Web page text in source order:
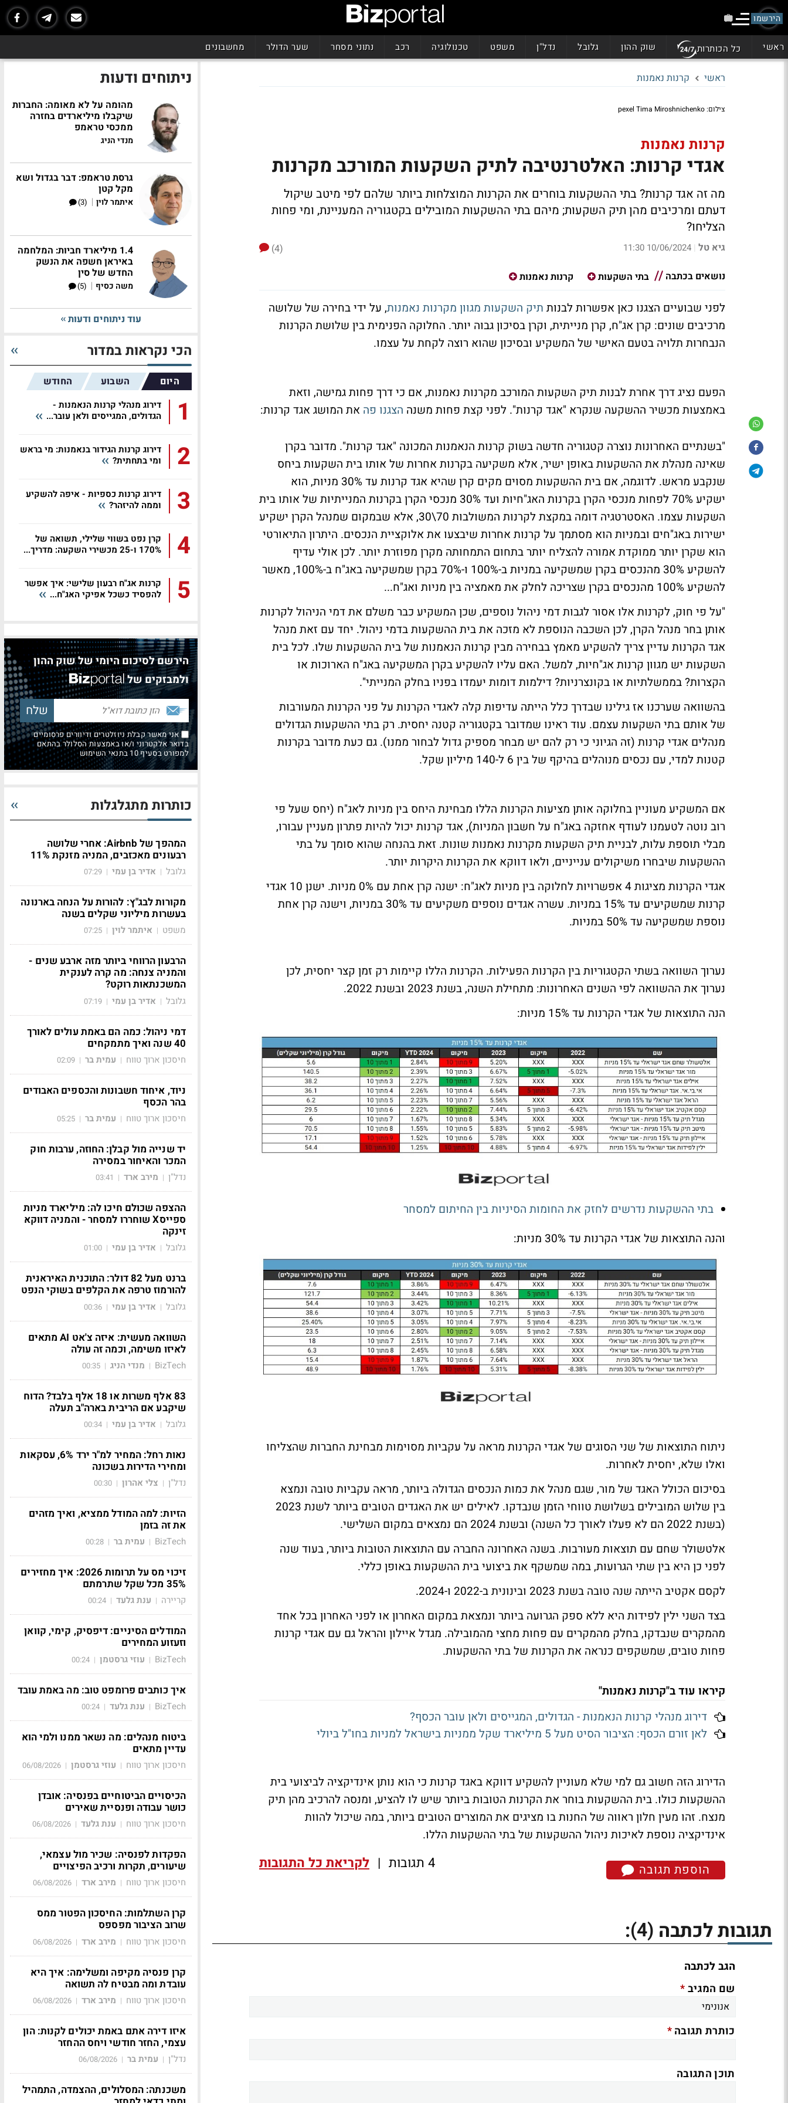
הירשמו
ראשי כל הכותרות שוק ההון גלובל נדל"ן משפט טכנולוגיה רכב נתוני מסחר שער הדולר מחשבונים
ראשי קרנות נאמנות
צילום: pexel Tima Miroshnichenko
קרנות נאמנות
אגדי קרנות: האלטרנטיבה לתיק השקעות המורכב מקרנות
מה זה אגד קרנות? בתי ההשקעות בוחרים את הקרנות המוצלחות ביותר שלהם לפי מיטב שיקול
דעתם ומרכיבים מהן תיק השקעות; מיהם בתי ההשקעות המובילים בקטגוריה המעניינת, ומי פחות
הצליחו?
גיא טל |
10/06/2024 11:30
(4)
נושאים בכתבה
בתי השקעות קרנות נאמנות
לפני שבועיים הצגנו כאן אפשרות לבנות תיק השקעות מגוון מקרנות נאמנות, על ידי בחירה של שלושה
מרכיבים שונים: קרן אג"ח, קרן מנייתית, וקרן בסיכון גבוה יותר. החלוקה הפנימית בין שלושת הקרנות
הנבחרות תלויה בטעם האישי של המשקיע ובסיכון שהוא רוצה לקחת על עצמו.
הפעם נציג דרך אחרת לבנות תיק השקעות המורכב מקרנות נאמנות, אם כי דרך פחות גמישה, וזאת
באמצעות מכשיר ההשקעה שנקרא "אגד קרנות". לפני קצת פחות משנה הצגנו פה את המושג אגד קרנות:
"בשנתיים האחרונות נוצרה קטגוריה חדשה בשוק קרנות הנאמנות המכונה "אגד קרנות". מדובר בקרן
שאינה מנהלת את ההשקעות באופן ישיר, אלא משקיעה בקרנות אחרות של אותו בית השקעות ביחס
שנקבע מראש. לדוגמה, אם בית ההשקעות מסוים מקים קרן שהיא אגד קרנות עד 30% מניות, הוא
ישקיע 70% לפחות מנכסי הקרן בקרנות האג"חיות ועד 30% מנכסי הקרן בקרנות המנייתיות של אותו בית
השקעות עצמו. האסטרטגיה דומה במקצת לקרנות המשולבות 70\30, אלא שבמקום שמנהל הקרן ישקיע
ישירות באג"חים ובמניות הוא מסתמך על קרנות אחרות שיבצעו את אלוקציית הנכסים. היתרון התיאורטי
הוא שקרן יותר ממוקדת אמורה להצליח יותר בתחום התמחותה מקרן מפוזרת יותר. לכן אולי עדיף
להשקיע 30% מהנכסים בקרן שמשקיעה במניות ב-100% ו-70% בקרן שמשקיעה באג"ח ב-100%, מאשר
להשקיע 100% מהנכסים בקרן שצריכה לחלק את מאמציה בין מניות ואג"ח...
"על פי חוק, לקרנות אלו אסור לגבות דמי ניהול נוספים, שכן המשקיע כבר משלם את דמי הניהול לקרנות
אותן בחר מנהל הקרן, לכן השכבה הנוספת לא מזכה את בית ההשקעות בדמי ניהול. יחד עם זאת מנהל
אגד הקרנות עדיין צריך להשקיע מאמץ בבחירה מבין קרנות הנאמנות של בית ההשקעות שלו. לכל בית
השקעות יש מגוון קרנות אג"חיות, למשל. האם עליו להשקיע בקרן המשקיעה באג"ח הארוכות או
הקצרות? בממשלתיות או בקונצרניות? דילמות דומות יעמדו בפניו בחלק המנייתי".
בהשוואה שערכנו אז גילינו שבדרך כלל הייתה עדיפות קלה לאגדי הקרנות על פני הקרנות המעורבות
של אותם בתי השקעות עצמם. עוד ראינו שמדובר בקטגוריה קטנה יחסית. רק בתי ההשקעות הגדולים
מנהלים אגדי קרנות (זה הגיוני כי רק להם יש מבחר מספיק גדול לבחור ממנו). גם כעת מדובר בקרנות
קטנות למדי, עם נכסים מנוהלים בהיקף של בין 6 ל-140 מיליון שקל.
אם המשקיע מעוניין בחלוקה אותן מציעות הקרנות הללו מבחינת היחס בין מניות לאג"ח (יחס שעל פי
רוב נוטה לטעמנו לעודף אחזקה באג"ח על חשבון המניות), אגד קרנות יכול להיות פתרון מעניין עבורו,
מבלי תוספת עלות, לבניית תיק השקעות מקרנות נאמנות שונות. זאת בהנחה שהוא סומך על בתי
ההשקעות שיבחרו משיקולים ענייניים, ולאו דווקא את הקרנות היקרות יותר.
אגדי הקרנות מציגות 4 אפשרויות לחלוקה בין מניות לאג"ח: ישנה קרן אחת עם 0% מניות. ישנן 10 אגדי
קרנות שמשקיעים עד 15% במניות. עשרה אגדים נוספים משקיעים עד 30% במניות, וישנה קרן אחת
נוספת שמשקיעה עד 50% במניות.
נערוך השוואה בשתי הקטגוריות בין הקרנות הפעילות. הקרנות הללו קיימות רק זמן קצר יחסית, לכן
נערוך את ההשוואה לפי השנים האחרונות: מתחילת השנה, בשנת 2023 ובשנת 2022.
הנה התוצאות של אגדי הקרנות עד 15% מניות:
בתי ההשקעות נדרשים לחזק את החומות הסיניות בין החיתום למסחר
והנה התוצאות של אגדי הקרנות עד 30% מניות:
ניתוח התוצאות של שני הסוגים של אגדי הקרנות מראה על עקביות מסוימות מבחינת החברות שהצליחו
ואלו שלא, יחסית לאחרות.
בסיכום הכולל האגד של מור, שגם מנהל את כמות הנכסים הגדולה ביותר, מראה עקביות טובה ונמצא
בין שלוש המובילים בשלושת טווחי הזמן שנבדקו. לאילים יש את האגדים הטובים ביותר לשנת 2023
(בשנת 2022 הם לא פעלו לאורך כל השנה) ובשנת 2024 הם נמצאים במקום השלישי.
אלטשולר שחם עם תוצאות מעורבות. בשנה האחרונה החברה עם התוצאות הטובות ביותר, בעוד שנה
לפני כן היא בין שתי הגרועות, במה שמשקף את ביצועי בית ההשקעות באופן כללי.
לקסם אקטיב הייתה שנה טובה בשנת 2023 ובינונית ב-2022 ו-2024.
בצד השני ילין לפידות היא ללא ספק הגרועה ביותר ונמצאת במקום האחרון או לפני האחרון בכל אחד
מהמקרים שנבדקו, בחלק מהמקרים עם פחות מחצי מהמובילה. מגדל איילון והראל גם עם אגדי קרנות
פחות טובים, שמשקפים כנראה את הקרנות של בתי ההשקעות.
קיראו עוד ב"קרנות נאמנות"
דירוג מנהלי קרנות הנאמנות - הגדולים, המגייסים ולאן עובר הכסף?
לאן זורם הכסף: הציבור הסיט מעל 5 מיליארד שקל ממניות בישראל למניות בחו"ל ביולי
הדירוג הזה חשוב גם למי שלא מעוניין להשקיע דווקא באגד קרנות כי הוא נותן אינדיקציה לביצועי בית
ההשקעות כולו. בית ההשקעות בוחר את הקרנות הטובות ביותר שיש לו להציע, ומנסה להרכיב מהן תיק
מנצח. זהו מעין חלון ראווה של החנות בו מציגים את המוצרים הטובים ביותר, במה שיכול להוות
אינדיקציה נוספת לאיכות ניהול ההשקעות של בתי ההשקעות הללו.
הוספת תגובה 4 תגובות | לקריאת כל התגובות
תגובות לכתבה (4)
:
הגב לכתבה
שם המגיב*
כותרת תגובה*
תוכן התגובה
ניתוחים ודעות
מהומה על לא מאומה: החברות
שיקבלו מיליארדים בחזרה
ממכסי טראמפ
מנדי הניג
גרסת טראמפ: דבר בגדול ושא
מקל קטן
איתמר לוין |
(3)
1.4 מיליארד חביות: המלחמה
באיראן חשפה את הנשק
החדש של סין
משה כסיף |
(5)
עוד ניתוחים ודעות
הכי נקראות במדור
היום השבוע החודש
1
דירוג מנהלי קרנות הנאמנות -
הגדולים, המגייסים ולאן עובר...
2
דירוג קרנות הגידור בנאמנות: מי בראש
ומי בתחתית?
3
דירוג קרנות כספיות - איפה להשקיע
וממה להיזהר?
4
קרן נפט בשווי שלילי, תשואה של
170% ו-25 מכשירי השקעה: מדריך...
5
קרנות אג"ח רבעון שלישי: איך אפשר
להפסיד כשכל אפיקי האג"ח...
הירשם לסיכום היומי של שוק ההון
ולמבזקים של
אני מאשר קבלת ניוזלטרים ודיוורים פרסומיים
בדואר אלקטרוני ו/או באמצעות הסלולר בהתאם
למפורט בסעיף 10 בתנאי השימוש
כותרות מתגלגלות
המהפך של Airbnb: אחרי שלושה
רבעונים מאכזבים, המניה מזנקת 11%
גלובל | אדיר בן עמי |
07:29
מקורות לבג"ץ: להורות על הנחה בארנונה
בעשרות מיליוני שקלים בשנה
משפט | איתמר לוין |
07:25
הרבעון הרווחי ביותר מזה ארבע שנים -
והמניה צנחה: מה קרה לענקית
המשכנתאות רוקט?
גלובל | אדיר בן עמי |
07:19
דמי ניהול: כמה הם באמת עולים לאורך
40 שנה ואיך מתמקחים
חיסכון ארוך טווח | עמית בר |
02:09
ניוד, איחוד חשבונות והכספים האבודים
בהר הכסף
חיסכון ארוך טווח | עמית בר |
05:25
יד שנייה מול קבלן: החוזה, ערבות חוק
המכר והאיחור במסירה
נדל"ן | מירב ארד |
03:41
ההצפה שכולם חיכו לה: מיליארד מניות
ספייסX שוחררו למסחר - והמניה דווקא
זינקה
גלובל | אדיר בן עמי |
01:00
ברנט מעל 82 דולר: התוכנית האיראנית
להורמוז טרפה את הקלפים בשוקי הנפט
גלובל | אדיר בן עמי |
00:36
השוואה מעשית: איזה צ'אט AI מתאים
לאיזו משימה, וכמה זה עולה
BizTech
| מנדי הניג |
00:35
83 אלף משרות או 18 אלף בלבד? הדוח
שיקבע אם הריבית בארה"ב תעלה
גלובל | אדיר בן עמי |
00:34
נאות רחל: המחיר למ"ר ירד 6%, עסקאות
ומחירי הדירות בשכונה
נדל"ן | צלי אהרון |
00:30
הזיות: למה המודל ממציא, ואיך מזהים
את זה בזמן
BizTech
| עמית בר |
00:28
זיכוי מס על תרומות 2026: איך מחזירים
35% מכל שקל שתרמתם
קריירה | ענת גלעד |
00:24
המודלים הסיניים: דיפסיק, קימי, קוואן
וזעזוע המחירים
BizTech
| עוזי גרסטמן |
00:24
איך כותבים פרומפט טוב: מה באמת עובד
BizTech
| ענת גלעד |
00:24
ביטוח מנהלים: מה נשאר ממנו ולמי הוא
עדיין מתאים
חיסכון ארוך טווח | עוזי גרסטמן |
06/08/2026
הכיסויים הביטוחיים בפנסיה: אובדן
כושר עבודה ופנסיית שאירים
חיסכון ארוך טווח | ענת גלעד |
06/08/2026
הפקדות לפנסיה: שכיר מול עצמאי,
שיעורים, תקרות ורכיב הפיצויים
חיסכון ארוך טווח | מירב ארד |
06/08/2026
קרן השתלמות: החיסכון הפטור ממס
שרוב הציבור מפספס
חיסכון ארוך טווח | מירב ארד |
06/08/2026
קרן פנסיה מקיפה ומשלימה: איך היא
עובדת ומה מבטיח לה תשואה
חיסכון ארוך טווח | מירב ארד |
06/08/2026
איזו דירה אתם באמת יכולים לקנות: הון
עצמי, החזר חודשי ויחס ההחזר
נדל"ן | עמית בר |
06/08/2026
משכנתה: המסלולים, ההצמדה, התמהיל